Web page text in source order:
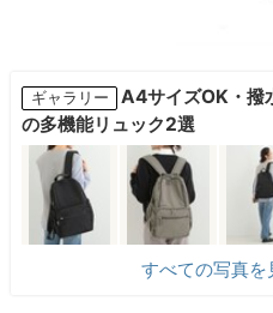
ギャラリー
A4サイズOK・撥
の多機能リュック2選
すべての写真を